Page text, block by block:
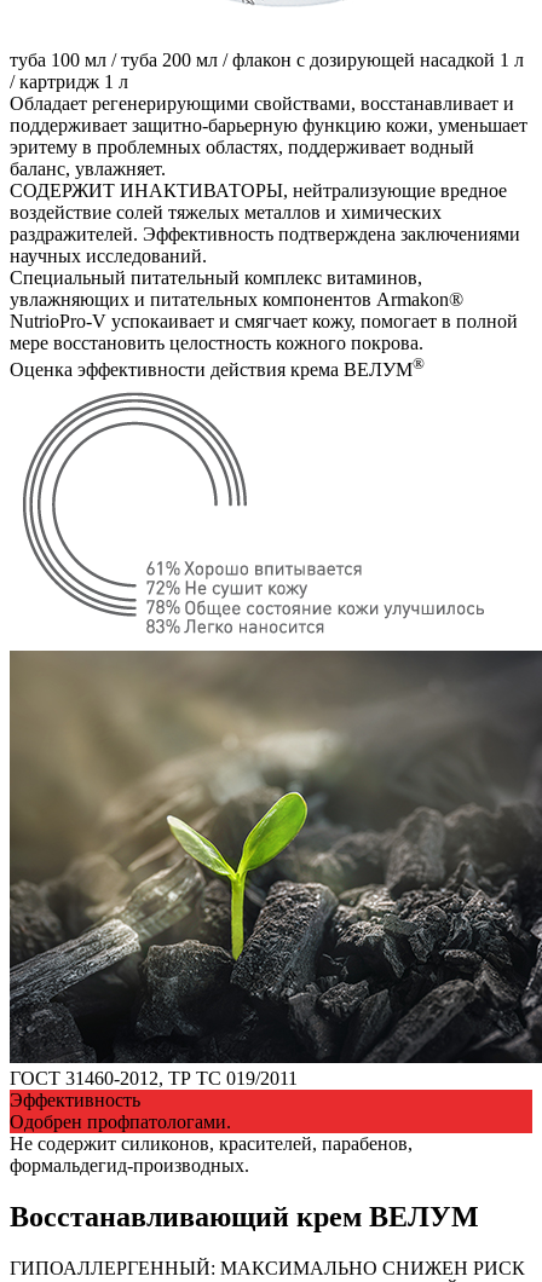
туба 100 мл /туба 200 мл /флакон с дозирующей насадкой 1 л
/картридж 1 л
Обладает регенерирующими свойствами, восстанавливает и
поддерживает защитно-барьерную функцию кожи, уменьшает
эритему в проблемных областях, поддерживает водный
баланс, увлажняет.
СОДЕРЖИТ ИНАКТИВАТОРЫ, нейтрализующие вредное
воздействие солей тяжелых металлов и химических
раздражителей. Эффективность подтверждена заключениями
научных исследований.
Специальный питательный комплекс витаминов,
увлажняющих и питательных компонентов Armakon®
NutrioPro-V успокаивает и смягчает кожу, помогает в полной
мере восстановить целостность кожного покрова.
Оценка эффективности действия крема ВЕЛУМ®
ГОСТ 31460-2012, ТР ТС 019/2011
Эффективность
Одобрен профпатологами.
Не содержит силиконов, красителей, парабенов,
формальдегид-производных.
Восстанавливающий крем ВЕЛУМ
ГИПОАЛЛЕРГЕННЫЙ: МАКСИМАЛЬНО СНИЖЕН РИСК